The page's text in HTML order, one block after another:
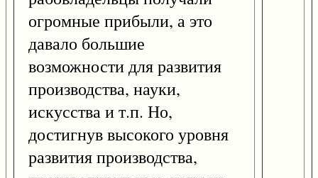
огромные прибыли, а это
давало большие
возможности для развития
производства, науки,
искусства и т.п. Но,
достигнув высокого уровня
развития производства,